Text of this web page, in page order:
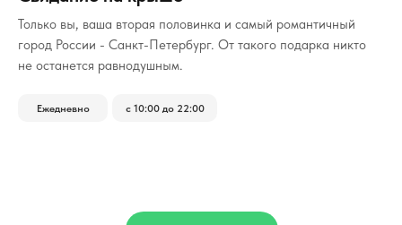
Только вы, ваша вторая половинка и самый романтичный
город России - Санкт-Петербург. От такого подарка никто
не останется равнодушным.
Ежедневно с 10:00 до 22:00